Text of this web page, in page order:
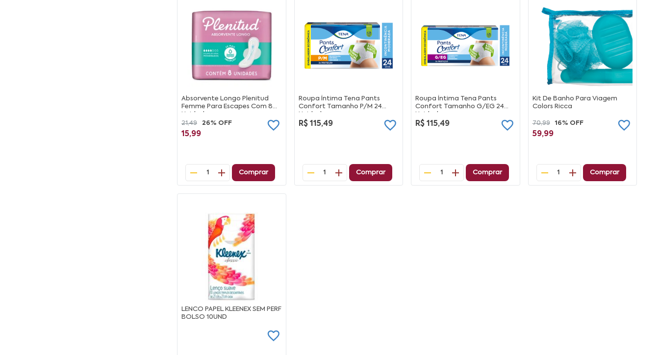
Absorvente Longo Plenitud
Femme Para Escapes Com 8
Unidades
21,49
26% OFF
15,99
1 Comprar
Roupa Íntima Tena Pants
Confort Tamanho P/M 24
Unidades
R$ 115,49
1 Comprar
Roupa Íntima Tena Pants
Confort Tamanho G/EG 24
Unidades
R$ 115,49
1 Comprar
Kit De Banho Para Viagem
Colors Ricca
70,99 16% OFF
59,99
1 Comprar
LENCO PAPEL KLEENEX SEM PERF
BOLSO 10UND